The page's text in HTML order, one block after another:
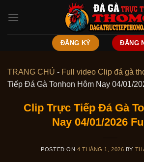
ĐĂNG KÝ ĐĂNG
TRANG CHỦ - Full video Clip đá gà
Tiếp Đá Gà Tonhon Hôm Nay 04/01/
Clip Trực Tiếp Đá Gà
Nay 04/01/2026
POSTED ON 4 THÁNG 1, 2026 BY